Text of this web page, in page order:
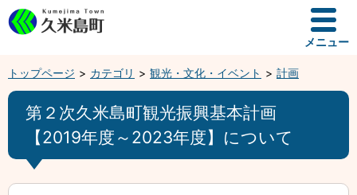
メニュー
トップページ カテゴリ 観光・文化・イベント 計画
第２次久米島町観光振興基本計画
【2019年度～2023年度】について